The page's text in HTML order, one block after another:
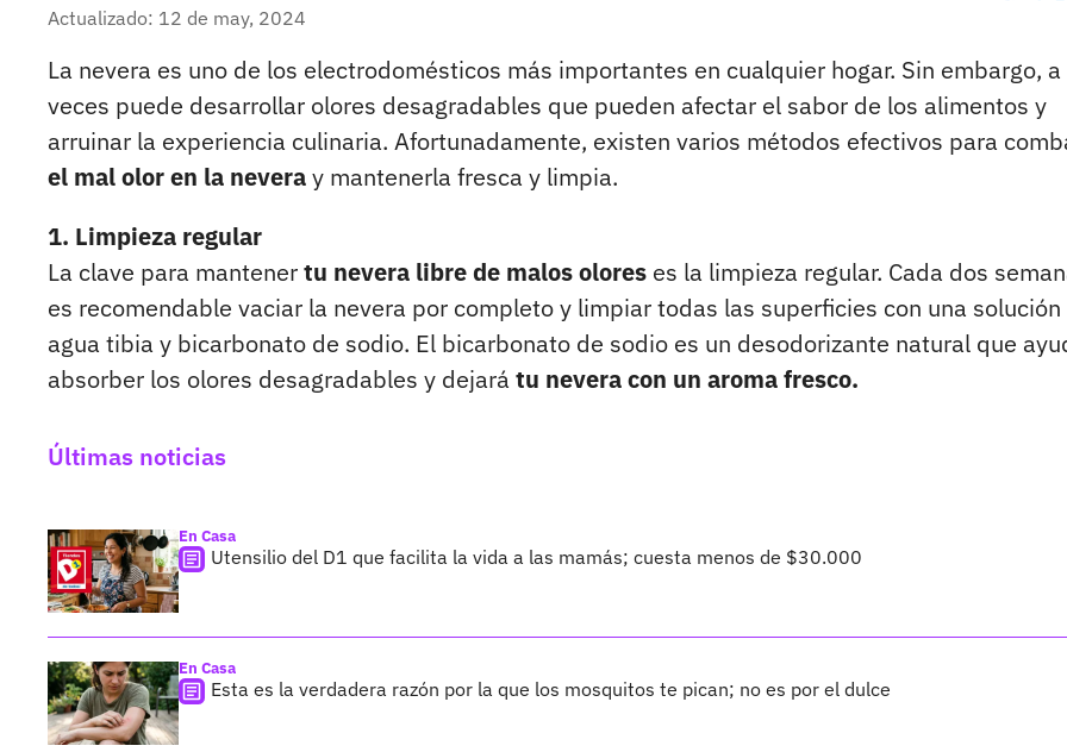
Actualizado: 12 de may, 2024
La nevera es uno de los electrodomésticos más importantes en cualquier hogar. Sin embargo, a
veces puede desarrollar olores desagradables que pueden afectar el sabor de los alimentos y
arruinar la experiencia culinaria. Afortunadamente, existen varios métodos efectivos para
el mal olor en la neveray mantenerla fresca y limpia.
1. Limpieza regular
La clave para mantenertu nevera libre de malos olores es la limpieza regular. Cada dos
es recomendable vaciar la nevera por completo y limpiar todas las superficies con una solución
agua tibia y bicarbonato de sodio. El bicarbonato de sodio es un desodorizante natural que
absorber los olores desagradables y dejará tu nevera con un aroma fresco.
Últimas noticias
En Casa
Utensilio del D1 que facilita la vida a las mamás; cuesta menos de $30.000
En Casa
Esta es la verdadera razón por la que los mosquitos te pican; no es por el dulce